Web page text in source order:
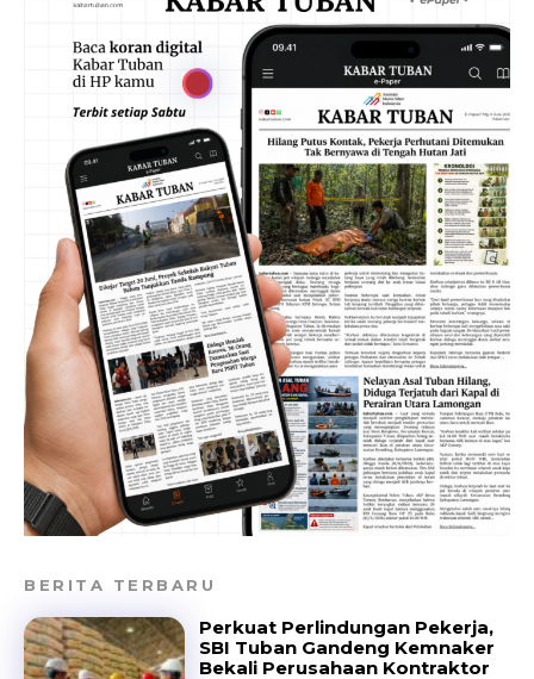
BERITA TERBARU
Perkuat Perlindungan Pekerja,
SBI Tuban Gandeng Kemnaker
Bekali Perusahaan Kontraktor